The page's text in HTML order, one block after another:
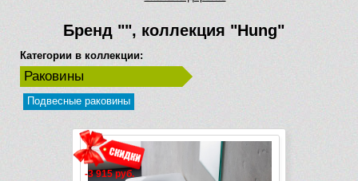
Бренд "", коллекция "Hung"
Категории в коллекции:
Раковины
Подвесные раковины
-3 915 руб.